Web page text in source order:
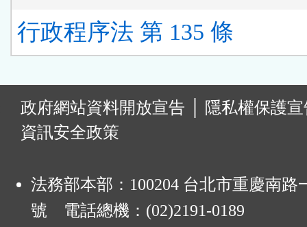
行政程序法 第 135 條
政府網站資料開放宣告
隱私權保護
資訊安全政策
法務部本部：100204 台北市重慶南路
號 電話總機：(02)2191-0189